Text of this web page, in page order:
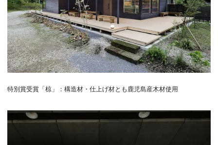
特別賞受賞「椋」：構造材・仕上げ材とも鹿児島産木材使用